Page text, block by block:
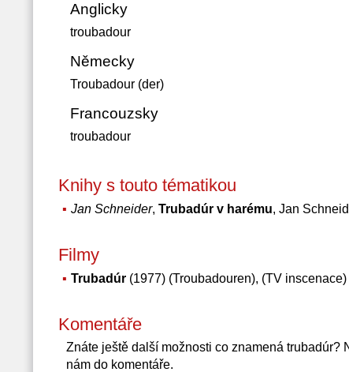
Anglicky
troubadour
Německy
Troubadour (der)
Francouzsky
troubadour
Knihy s touto tématikou
Jan Schneider, Trubadúr v harému, Jan
Filmy
Trubadúr(1977) (Troubadouren), (TV
Komentáře
Znáte ještě další možnosti co znamená
nám do komentáře.